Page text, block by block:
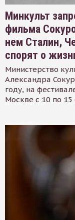
Минкульт
фильма
нем Сталин,
спорят о
Министерство
Александра
году, на
Москве с 10 по 15